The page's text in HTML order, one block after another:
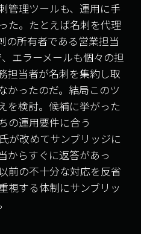
管理ツールも、運用に手
た。たとえば名刺を代理
の所有者である営業担当
エラーメールも個々の担
担当者が名刺を集約し取
かったのだ。結局このツ
を検討。候補に挙がった
の運用要件に合う
が改めてサンブリッジに
からすぐに返答があっ
前の不十分な対応を反省
視する体制にサンブリッ